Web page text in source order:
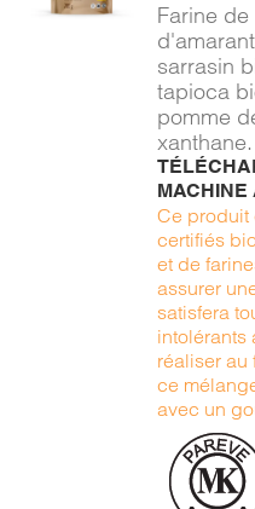
Farine
sarrasin
tapioca
pomme
xanthane.
MACHINE
Ce produit
certifiés
et de
assurer
satisfera
intolérants
réaliser au
ce
avec un